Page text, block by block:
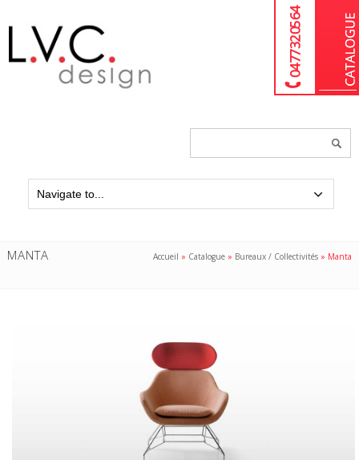
04 77 32 05 64
MANTA Accueil » Catalogue » Bureaux / Collectivités » Manta